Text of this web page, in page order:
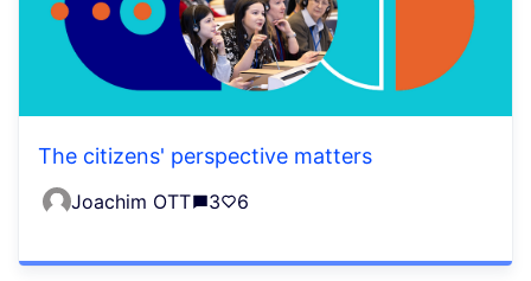
The citizens' perspective matters
Joachim OTT 3 6